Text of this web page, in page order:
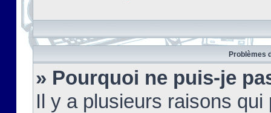
Problèmes
» Pourquoi ne puis-je
Il y a plusieurs raisons